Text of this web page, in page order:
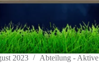
2023 Abteilung - Aktive